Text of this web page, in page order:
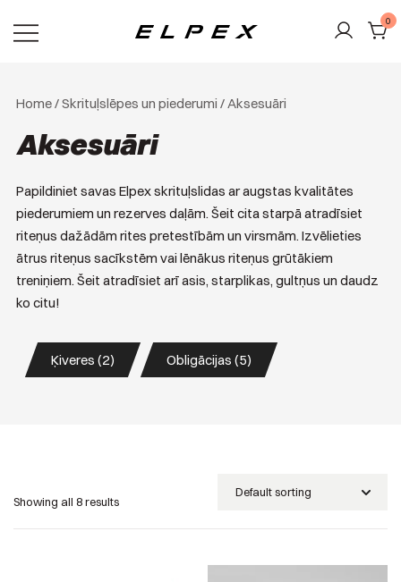
0
Home/Skrituļslēpes un piederumi / Aksesuāri
Aksesuāri
Papildiniet savas Elpex skrituļslidas ar augstas kvalitātes
piederumiem un rezerves daļām. Šeit cita starpā atradīsiet
riteņus dažādām rites pretestībām un virsmām. Izvēlieties
ātrus riteņus sacīkstēm vai lēnākus riteņus grūtākiem
treniņiem. Šeit atradīsiet arī asis, starplikas, gultņus un daudz
ko citu!
Ķiveres (2) Obligācijas (5)
Showing all 8 results